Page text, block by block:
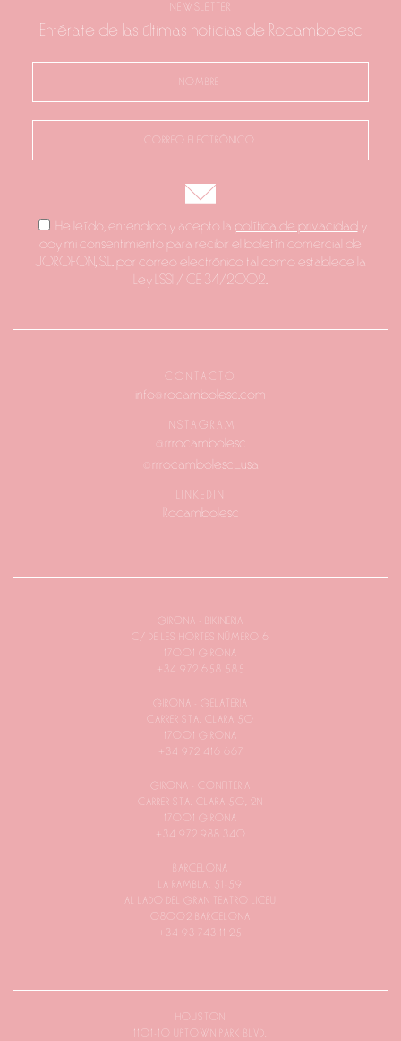
NEWSLETTER
Entérate de las últimas noticias de Rocambolesc
He leído, entendido y acepto la política de privacidad y
doy mi consentimiento para recibir el boletín comercial de
JOROFON, S.L. por correo electrónico tal como establece la
Ley LSSI / CE 34/2002.
CONTACTO
info@rocambolesc.com
INSTAGRAM
@rrrocambolesc
@rrrocambolesc_usa
LINKEDIN
Rocambolesc
GIRONA - BIKINERIA
C/ DE LES HORTES NÚMERO 6
17001 GIRONA
+34 972 658 585
GIRONA - GELATERIA
CARRER STA. CLARA 50
17001 GIRONA
+34 972 416 667
GIRONA - CONFITERIA
CARRER STA. CLARA 50, 2N
17001 GIRONA
+34 972 988 340
BARCELONA
LA RAMBLA, 51-59
AL LADO DEL GRAN TEATRO LICEU
08002 BARCELONA
+34 93 743 11 25
1101-10 UPTOWN PARK BLVD.